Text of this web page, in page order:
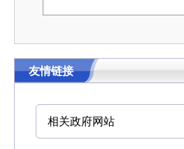
友情链接
相关政府网站